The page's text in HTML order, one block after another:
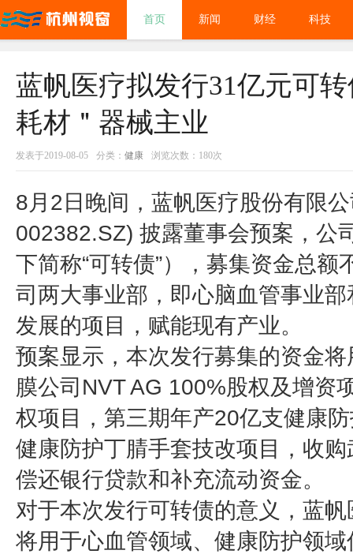
首页 新闻 财经 科技
蓝帆医疗拟发行31亿元可
耗材＂器械主业
发表于2019-08-05 分类： 健康 浏览次数：180次
8月2日晚间，蓝帆医疗股份有限
002382.SZ) 披露董事会预案，公
下简称“可转债”），募集资金总
司两大事业部，即心脑血管事业
发展的项目，赋能现有产业。
预案显示，本次发行募集的资金
膜公司NVT AG 100%股权及增资
权项目，第三期年产20亿支健康
健康防护丁腈手套技改项目，收
偿还银行贷款和补充流动资金。
对于本次发行可转债的意义，蓝
将用于心血管领域、健康防护领